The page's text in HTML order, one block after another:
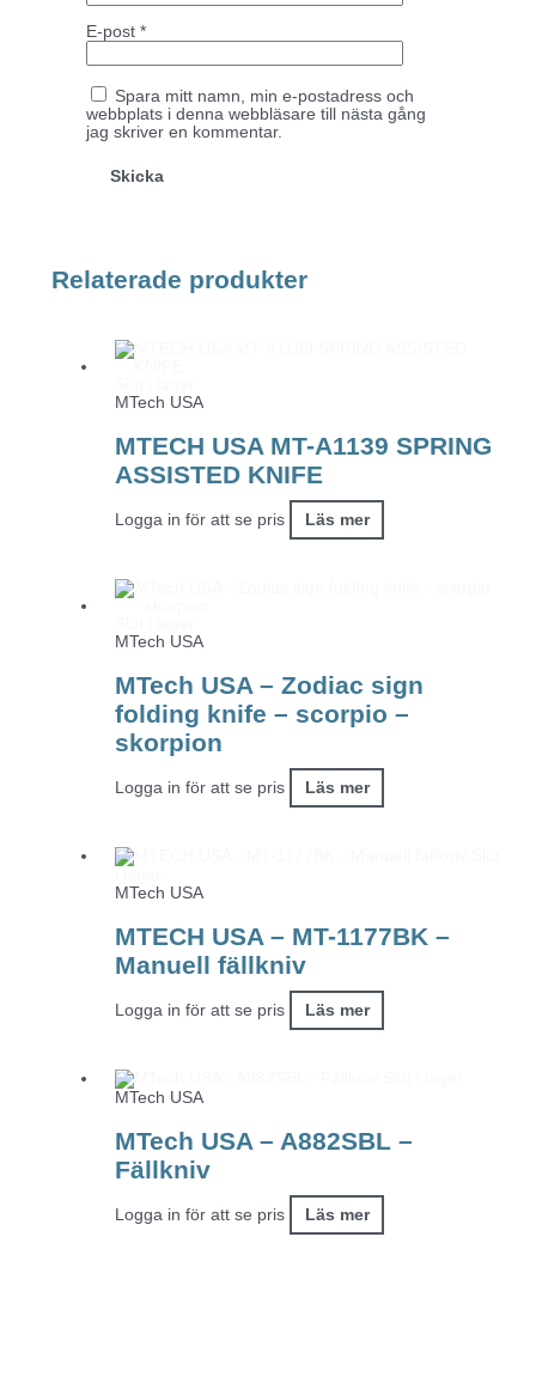
E-post *
Spara mitt namn, min e-postadress och
webbplats i denna webbläsare till nästa gång
jag skriver en kommentar.
Relaterade produkter
MTech USA
MTECH USA MT-A1139 SPRING
ASSISTED KNIFE
Logga in för att se pris Läs mer
MTech USA
MTech USA – Zodiac sign
folding knife – scorpio –
skorpion
Logga in för att se pris Läs mer
MTech USA
MTECH USA – MT-1177BK –
Manuell fällkniv
Logga in för att se pris Läs mer
MTech USA
MTech USA – A882SBL –
Fällkniv
Logga in för att se pris Läs mer